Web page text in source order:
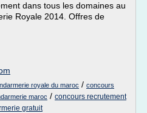
dans tous les domaines au
Royale 2014. Offres de
royale du maroc / concours
maroc / concours recrutement
gratuit